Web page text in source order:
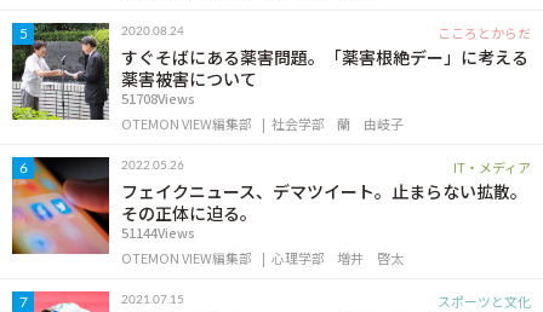
5 2020.08.24 こころとからだ
すぐそばにある薬害問題。「薬害根絶デー」に考える
薬害被害について
51708Views
OTEMON VIEW編集部
社会学部 蘭 由岐子
6 2022.05.26 IT・メディア
フェイクニュース、デマツイート。止まらない拡散。
その正体に迫る。
51144Views
OTEMON VIEW編集部
心理学部 増井 啓太
7 2021.07.15 スポーツと文化